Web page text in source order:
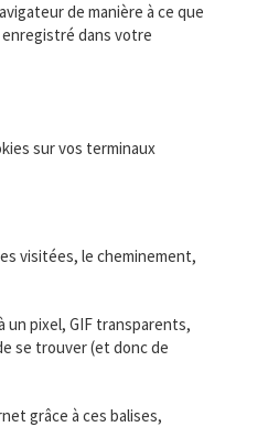
de manière à ce que
dans votre
sur vos terminaux
visitées, le cheminement,
un pixel, GIF transparents,
se trouver (et donc de
grâce à ces balises,